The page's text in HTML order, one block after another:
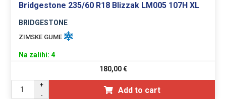
Bridgestone 235/60 R18 Blizzak LM005 107H XL
BRIDGESTONE
ZIMSKE GUME
Na zalihi: 4
180,00€
+
-
Add to cart